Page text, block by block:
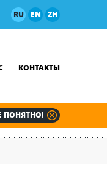
RU EN ZH
КОНТАКТЫ
ПОНЯТНО!